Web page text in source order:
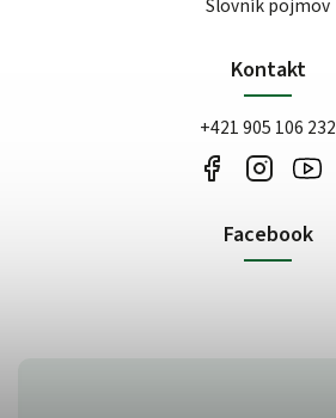
Slovník pojmov
Kontakt
+421 905 106 232
Facebook